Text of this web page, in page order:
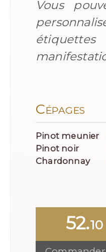
Vous
Cépages
Pinot meunier
Pinot noir
Chardonnay
52.10